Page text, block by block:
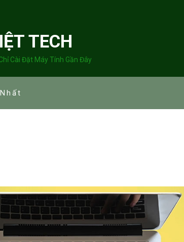
TECH
Cài Đặt Máy Tính Gần Đây